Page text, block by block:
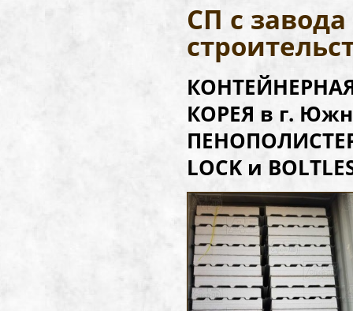
СП с
КОРЕЯ в г.
LOCK и